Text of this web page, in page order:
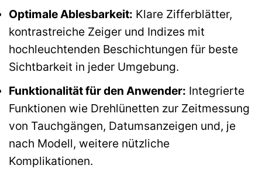
Optimale Ablesbarkeit: Klare Zifferblätter,
kontrastreiche Zeiger und Indizes mit
hochleuchtenden Beschichtungen für beste
Sichtbarkeit in jeder Umgebung.
Funktionalität für den Anwender: Integrierte
Funktionen wie Drehlünetten zur Zeitmessung
von Tauchgängen, Datumsanzeigen und, je
nach Modell, weitere nützliche
Komplikationen.